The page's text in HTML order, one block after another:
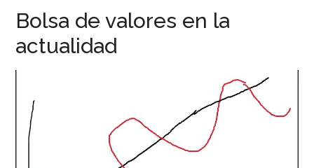
Bolsa de valores en la
actualidad